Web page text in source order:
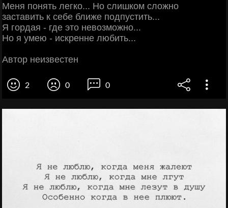
Меня понять легко... Но слишком сложно
заставить к себе ближе подпустить...
Я гордая - где это невозможно...
Но я умею - искренне любить...
Автор неизвестен
2 0 0